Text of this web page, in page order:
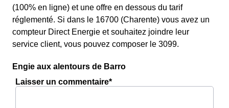
(100% en ligne) et une offre en dessous du tarif
réglementé. Si dans le 16700 (Charente) vous avez un
compteur Direct Energie et souhaitez joindre leur
service client, vous pouvez composer le 3099.
Engie aux alentours de Barro
Laisser un commentaire*